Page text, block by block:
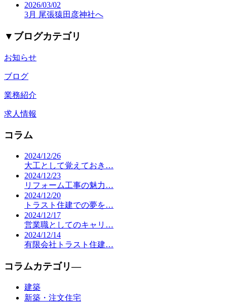
2026/03/02
3月 尾張猿田彦神社へ
▼ ブログカテゴリ
お知らせ
ブログ
業務紹介
求人情報
コラム
2024/12/26
大工として覚えておき…
2024/12/23
リフォーム工事の魅力…
2024/12/20
トラスト住建での夢を…
2024/12/17
営業職としてのキャリ…
2024/12/14
有限会社トラスト住建…
コラムカテゴリ―
建築
新築・注文住宅